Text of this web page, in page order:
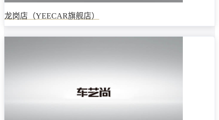
龙岗店（YEECAR旗舰店）